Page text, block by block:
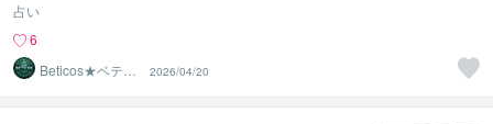
占い
6
Beticos★ベティ
コ 占星術師
2026/04/20